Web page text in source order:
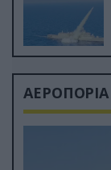
ΑΕΡΟΠΟΡΙΑ